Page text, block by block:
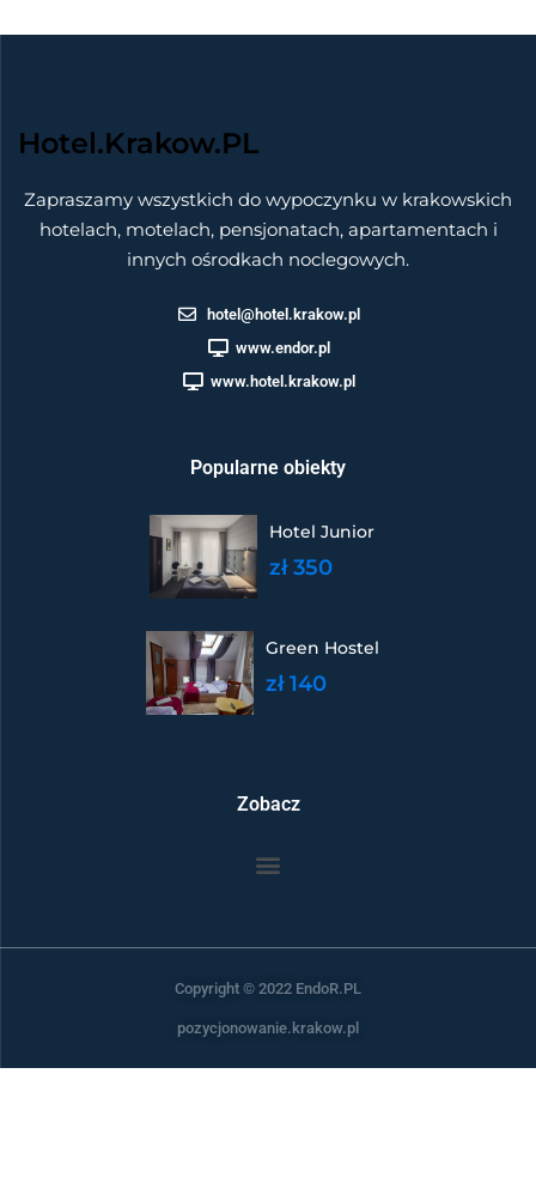
Hotel.Krakow.PL
Zapraszamy wszystkich do wypoczynku w krakowskich
hotelach, motelach, pensjonatach, apartamentach i
innych ośrodkach noclegowych.
hotel@hotel.krakow.pl
www.endor.pl
www.hotel.krakow.pl
Popularne obiekty
Hotel Junior
zł 350
Green Hostel
zł 140
Zobacz
Copyright © 2022 EndoR.PL
pozycjonowanie.krakow.pl